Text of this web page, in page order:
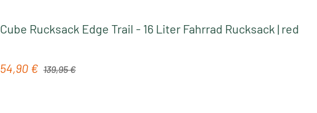
Cube Rucksack Edge Trail - 16 Liter Fahrrad Rucksack | red
Verkaufspreis:
54,90 € 139,95 €